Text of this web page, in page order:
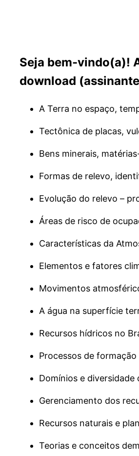
Seja bem-vindo(a)!
download
A Terra no espaço,
Tectônica de placas,
Bens minerais,
Formas de relevo,
Evolução do relevo –
Áreas de risco de
Características da
Elementos e fatores
Movimentos
A água na superfície
Recursos hídricos no
Processos de
Domínios e
Gerenciamento dos
Recursos naturais e
Teorias e conceitos